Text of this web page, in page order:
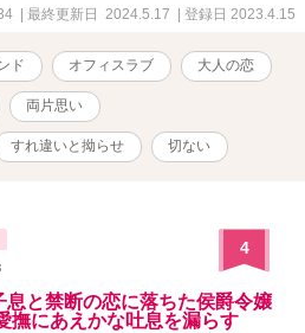
が持つ知識等は創作上のフィクショ
エタニティブックス)俺様エリートは
せる」のサブキャラクター、
ーローがそれぞれ名前だけ登場します
もお楽しみいただけます。彼らをご
けたら嬉しいです ※著者が読みたい
一元視点習作です
| 最終更新日 2024.5.17 | 登録日 2023.4.15
ド オフィスラブ 大人の恋
両片思い
すれ違いと拗らせ 切ない
4
息と禁断の恋に落ちた侯爵令嬢
撫にあえかな吐息を漏らす